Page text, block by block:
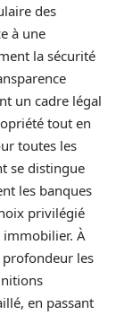
des
à une
la sécurité
un cadre légal
tout en
toutes les
se distingue
les banques
privilégié
À
les
en passant